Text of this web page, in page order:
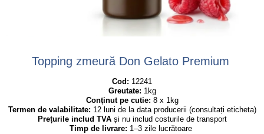
Topping zmeură Don Gelato Premium
Cod: 12241
Greutate: 1kg
Conținut pe cutie: 8 x 1kg
Termen de valabilitate: 12 luni de la data producerii (consultați eticheta)
Prețurile includ TVA și nu includ costurile de transport
Timp de livrare: 1–3 zile lucrătoare